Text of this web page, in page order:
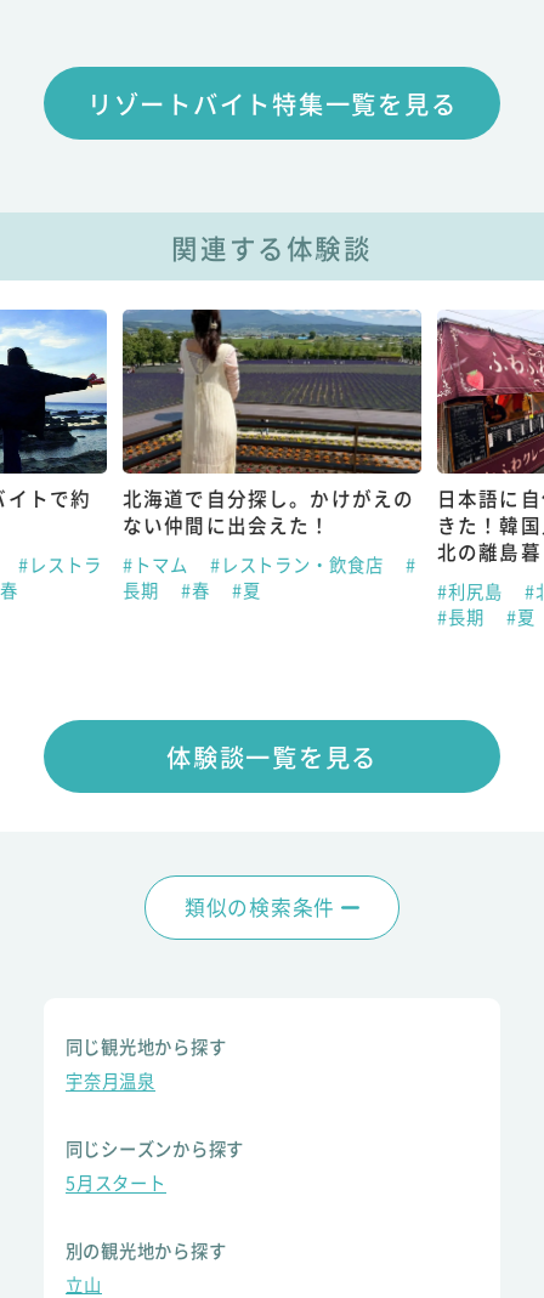
リゾートバイト特集一覧を見る
関連する体験談
トで約
#レストラ
北海道で自分探し。かけがえの
ない仲間に出会えた！
#トマム #レストラン・飲食店
#
長期
#春 #夏
日本語に
きた！韓
北の離島
#利尻島
#
#長期
#夏
体験談一覧を見る
類似の検索条件
同じ観光地から探す
宇奈月温泉
同じシーズンから探す
5月スタート
別の観光地から探す
立山